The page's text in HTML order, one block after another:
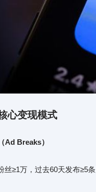
心变现模式
Ad Breaks）
丝≥1万，过去60天发布≥5